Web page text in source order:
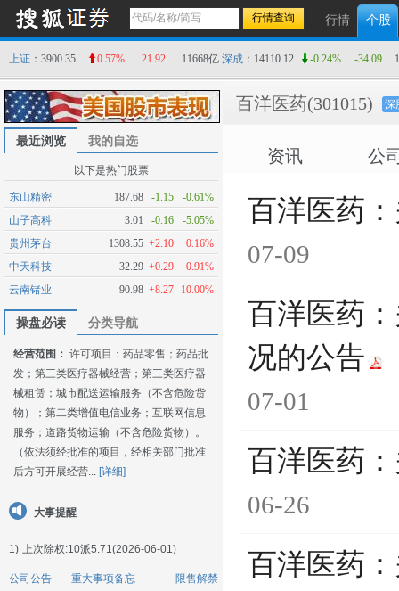
行情 个股
上证 ：3900.35 0.57% 21.92 11668亿 深成 ：14110.12 -0.24% -34.09
最近浏览 我的自选
以下是热门股票
东山精密 187.68 -1.15
-0.61%
山子高科
3.01 -0.16
-5.05%
贵州茅台
1308.55 +2.10
0.16%
中天科技
32.29 +0.29
0.91%
云南锗业
90.98 +8.27 10.00%
操盘必读 分类导航
经营范围： 许可项目：药品零售；药品批
发；第三类医疗器械经营；第三类医疗器
械租赁；城市配送运输服务（不含危险货
物）；第二类增值电信业务；互联网信息
服务；道路货物运输（不含危险货物）。
（依法须经批准的项目，经相关部门批准
后方可开展经营... [详细]
大事提醒
1) 上次除权:10派5.71(2026-06-01)
公司公告 重大事项备忘
限售解禁
百洋医药(301015) 深
资讯 公
百洋医药
07-09
百洋医药
况的公告
07-01
百洋医药
06-26
百洋医药